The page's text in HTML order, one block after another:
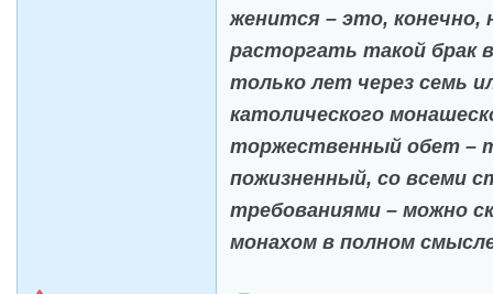
женится – это, конечно,
расторгать такой брак
только лет через семь
католического
торжественный обет –
пожизненный, со всеми
требованиями – можно
монахом в полном